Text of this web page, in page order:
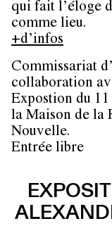
qui fait l’éloge
comme lieu.
+d’infos
Commissariat
collaboration
Expostion du
la Maison de la
Nouvelle.
Entrée libre